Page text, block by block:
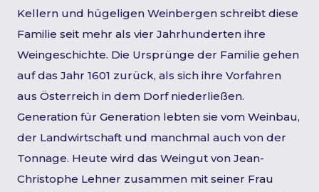
Kellern und hügeligen Weinbergen schreibt diese
Familie seit mehr als vier Jahrhunderten ihre
Weingeschichte. Die Ursprünge der Familie gehen
auf das Jahr 1601 zurück, als sich ihre Vorfahren
aus Österreich in dem Dorf niederließen.
Generation für Generation lebten sie vom Weinbau,
der Landwirtschaft und manchmal auch von der
Tonnage. Heute wird das Weingut von Jean-
Christophe Lehner zusammen mit seiner Frau